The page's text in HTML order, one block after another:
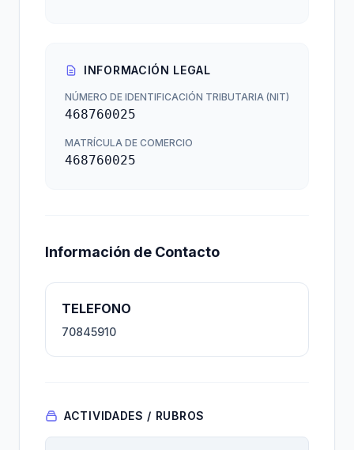
INFORMACIÓN LEGAL
NÚMERO DE IDENTIFICACIÓN TRIBUTARIA (NIT)
468760025
MATRÍCULA DE COMERCIO
468760025
Información de Contacto
TELEFONO
70845910
ACTIVIDADES / RUBROS